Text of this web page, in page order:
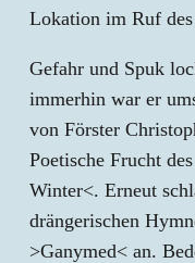
Lokation im Ruf des
Gefahr und Spuk
immerhin war er
von Förster
Poetische Frucht
Winter<. Erneut
drängerischen
>Ganymed< an.